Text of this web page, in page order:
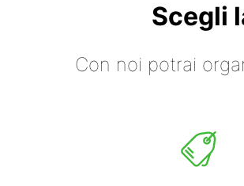
Scegli
Con noi potrai